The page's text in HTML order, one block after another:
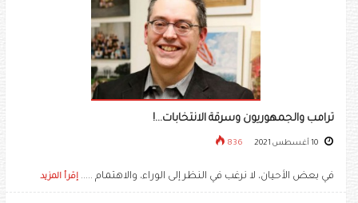
ترامب والجمهوريون وسرقة الانتخابات...!
836
في بعض الأحيان، لا نرغب في النظر إلى الوراء، والاهتمام ..... إقرأ المزيد